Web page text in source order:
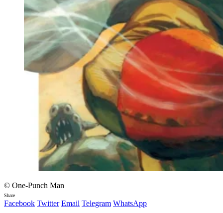
© One-Punch Man
Share
Facebook Twitter Email Telegram WhatsApp